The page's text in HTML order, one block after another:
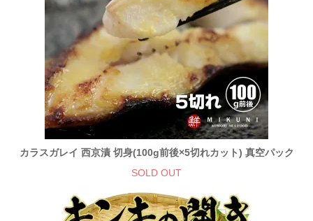
カラスガレイ 西京漬 切身(100g前後×5切れカット) 真空パック
SOLD OUT